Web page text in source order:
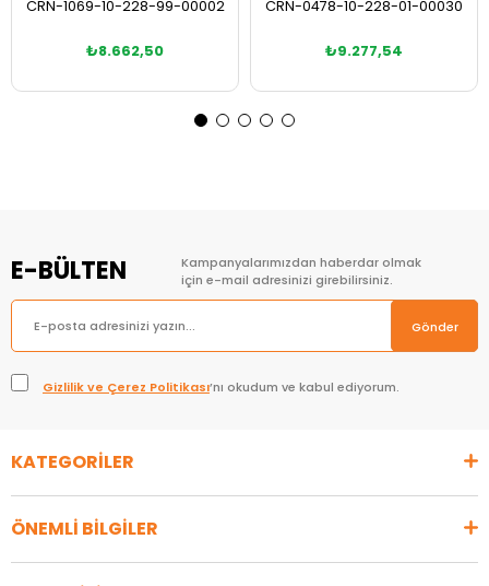
CRN-1069-10-228-99-00002
₺8.662,50
CRN-0478-10-228-01-00030
₺9.277,54
E-BÜLTEN
Kampanyalarımızdan haberdar olmak
için e-mail adresinizi girebilirsiniz.
Gönder
Gizlilik ve Çerez Politikası’nı okudum ve kabul ediyorum.
KATEGORİLER
ÖNEMLİ BİLGİLER